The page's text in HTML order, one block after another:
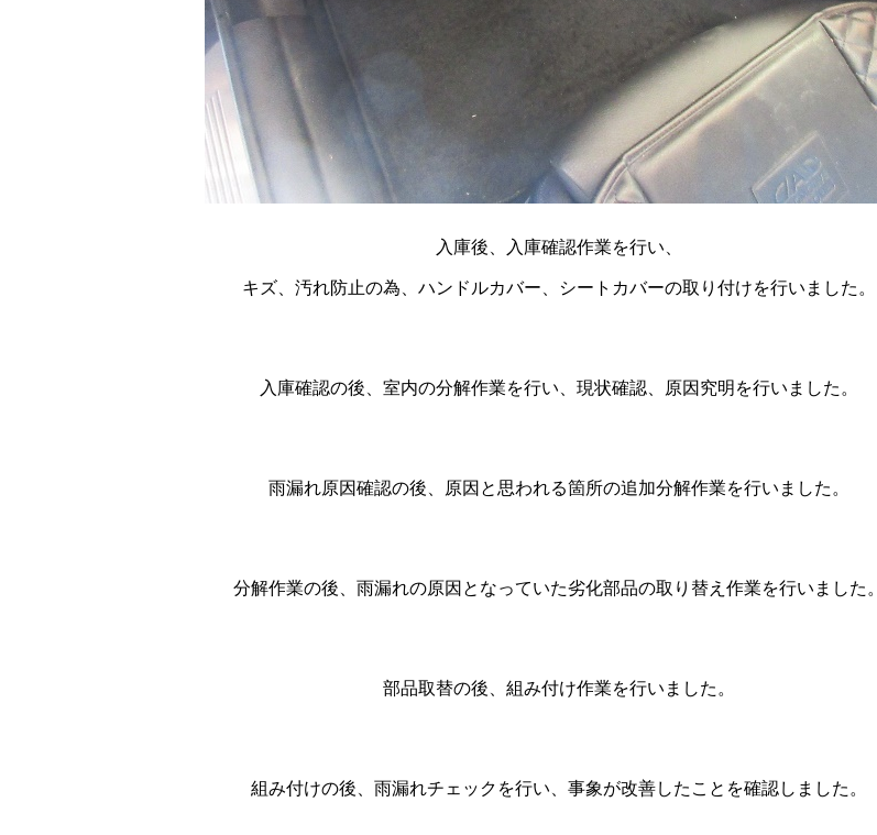
入庫後、入庫確認作業を行い、
キズ、汚れ防止の為、ハンドルカバー、シートカバーの取り付けを行いました。
入庫確認の後、室内の分解作業を行い、現状確認、原因究明を行いました。
雨漏れ原因確認の後、原因と思われる箇所の追加分解作業を行いました。
分解作業の後、雨漏れの原因となっていた劣化部品の取り替え作業を行いました。
部品取替の後、組み付け作業を行いました。
組み付けの後、雨漏れチェックを行い、事象が改善したことを確認しました。